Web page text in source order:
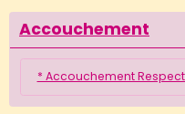
Accouchement
* Accouchement